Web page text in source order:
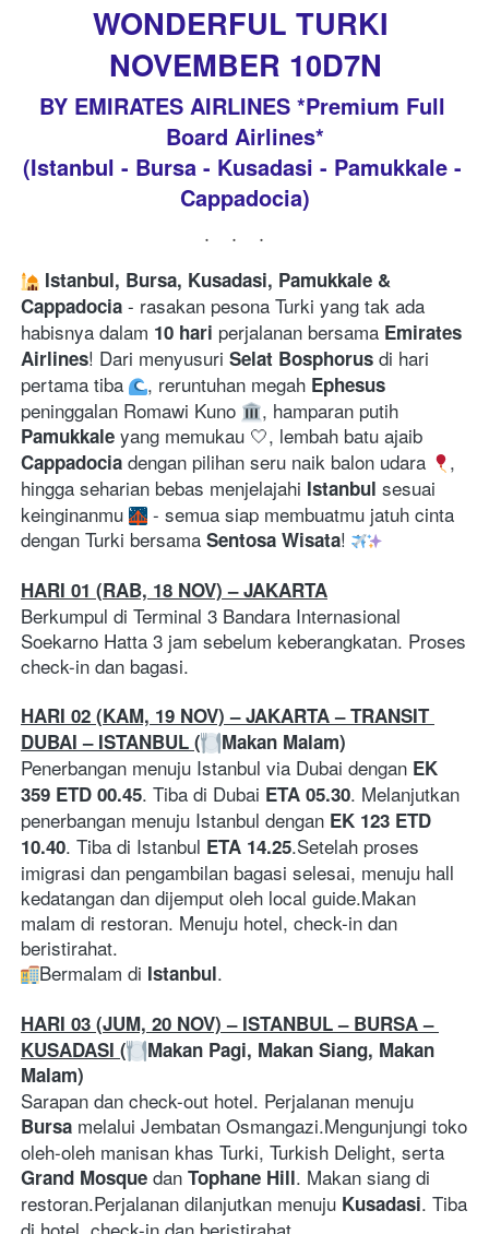
WONDERFUL TURKI
NOVEMBER 10D7N
BY EMIRATES AIRLINES *Premium Full
Board Airlines*
(Istanbul - Bursa - Kusadasi - Pamukkale -
Cappadocia)
...
Istanbul, Bursa, Kusadasi, Pamukkale &
Cappadocia - rasakan pesona Turki yang tak ada
habisnya dalam 10 hari perjalanan bersama Emirates
Airlines! Dari menyusuri Selat Bosphorus di hari
pertama tiba
, reruntuhan megah Ephesus
peninggalan Romawi Kuno
Pamukkale
Cappadocia dengan pilihan seru naik balon udara
,
hingga seharian bebas menjelajahi Istanbul sesuai
keinginanmu
- semua siap membuatmu jatuh cinta
dengan Turki bersama Sentosa Wisata!
HARI 01 (RAB, 18 NOV) – JAKARTA
Berkumpul di Terminal 3 Bandara Internasional
Soekarno Hatta 3 jam sebelum keberangkatan. Proses
check-in dan bagasi.
HARI 02 (KAM, 19 NOV) – JAKARTA – TRANSIT
DUBAI – ISTANBUL (
Makan Malam)
Penerbangan menuju Istanbul via Dubai dengan EK
359 ETD 00.45. Tiba di Dubai ETA 05.30. Melanjutkan
penerbangan menuju Istanbul dengan EK 123 ETD
10.40. Tiba di Istanbul ETA 14.25.Setelah proses
imigrasi dan pengambilan bagasi selesai, menuju hall
kedatangan dan dijemput oleh local guide.Makan
malam di restoran. Menuju hotel, check-in dan
beristirahat.
Bermalam di Istanbul.
HARI 03 (JUM, 20 NOV) – ISTANBUL – BURSA –
KUSADASI (
Makan Pagi, Makan Siang, Makan
Malam)
Bursa melalui Jembatan Osmangazi.Mengunjungi toko
Grand Mosque dan Tophane Hill. Makan siang di
restoran.Perjalanan dilanjutkan menuju Kusadasi. Tiba